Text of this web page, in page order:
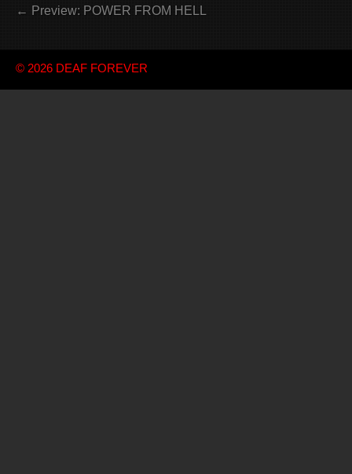
← Preview: POWER FROM HELL
© 2026 DEAF FOREVER